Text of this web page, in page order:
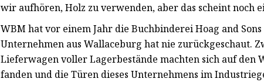
wir aufhören, Holz zu verwenden, aber das scheint noch
WBM hat vor einem Jahr die Buchbinderei Hoag and
Unternehmen aus Wallaceburg hat nie zurückgeschaut.
Lieferwagen voller Lagerbestände machten sich auf den
fanden und die Türen dieses Unternehmens im